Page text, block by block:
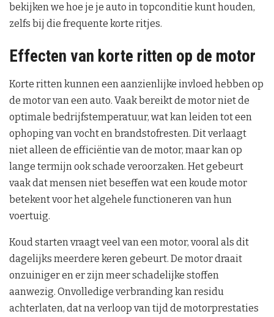
bekijken we hoe je je auto in topconditie kunt houden,
zelfs bij die frequente korte ritjes.
Effecten van korte ritten op de motor
Korte ritten kunnen een aanzienlijke invloed hebben op
de motor van een auto. Vaak bereikt de motor niet de
optimale bedrijfstemperatuur, wat kan leiden tot een
ophoping van vocht en brandstofresten. Dit verlaagt
niet alleen de efficiëntie van de motor, maar kan op
lange termijn ook schade veroorzaken. Het gebeurt
vaak dat mensen niet beseffen wat een koude motor
betekent voor het algehele functioneren van hun
voertuig.
Koud starten vraagt veel van een motor, vooral als dit
dagelijks meerdere keren gebeurt. De motor draait
onzuiniger en er zijn meer schadelijke stoffen
aanwezig. Onvolledige verbranding kan residu
achterlaten, dat na verloop van tijd de motorprestaties